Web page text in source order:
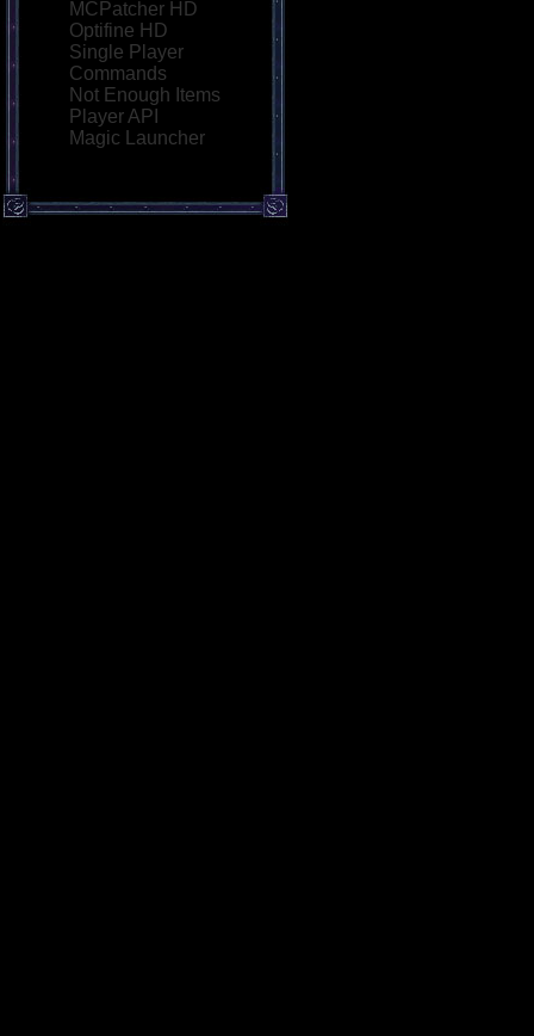
MCPatcher HD
Optifine HD
Single Player
Commands
Not Enough Items
Player API
Magic Launcher